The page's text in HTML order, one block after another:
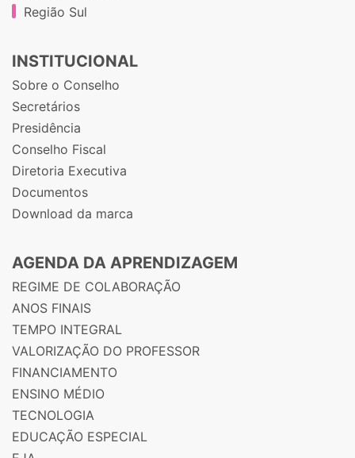
Região Sul
INSTITUCIONAL
Sobre o Conselho
Secretários
Presidência
Conselho Fiscal
Diretoria Executiva
Documentos
Download da marca
AGENDA DA APRENDIZAGEM
REGIME DE COLABORAÇÃO
ANOS FINAIS
TEMPO INTEGRAL
VALORIZAÇÃO DO PROFESSOR
FINANCIAMENTO
ENSINO MÉDIO
TECNOLOGIA
EDUCAÇÃO ESPECIAL